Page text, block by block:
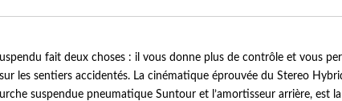
fait deux choses : il vous donne plus de contrôle et vous
sur les sentiers accidentés. La cinématique éprouvée du Stereo
suspendue pneumatique Suntour et l’amortisseur arrière, est